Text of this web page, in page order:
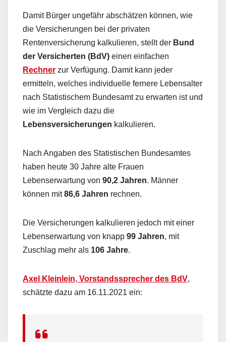
Damit Bürger ungefähr abschätzen können, wie
die Versicherungen bei der privaten
Rentenversicherung kalkulieren, stellt der Bund
der Versicherten (BdV) einen einfachen
Rechner zur Verfügung. Damit kann jeder
ermitteln, welches individuelle fernere Lebensalter
nach Statistischem Bundesamt zu erwarten ist und
wie im Vergleich dazu die
Lebensversicherungen kalkulieren.
Nach Angaben des Statistischen Bundesamtes
haben heute 30 Jahre alte Frauen
Lebenserwartung von 90,2 Jahren. Männer
können mit86,6 Jahren rechnen.
Die Versicherungen kalkulieren jedoch mit einer
Lebenserwartung von knapp 99 Jahren, mit
Zuschlag mehr als 106 Jahre.
Axel Kleinlein, Vorstandssprecher des BdV,
schätzte dazu am 16.11.2021 ein: